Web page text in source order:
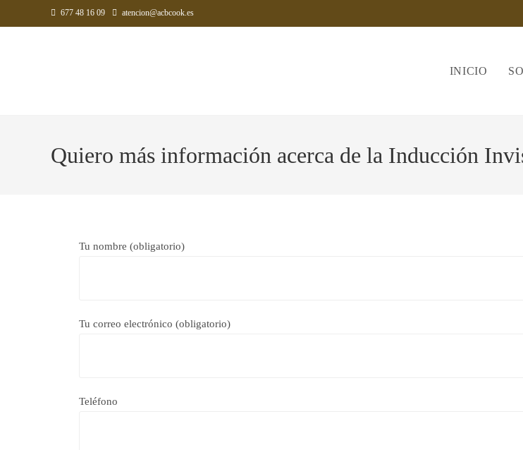
677 48 16 09 atencion@acbcook.es
INICIO
Quiero más información acerca de la Inducción
Tu nombre (obligatorio)
Tu correo electrónico (obligatorio)
Teléfono